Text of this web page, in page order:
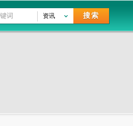
搜索
资讯